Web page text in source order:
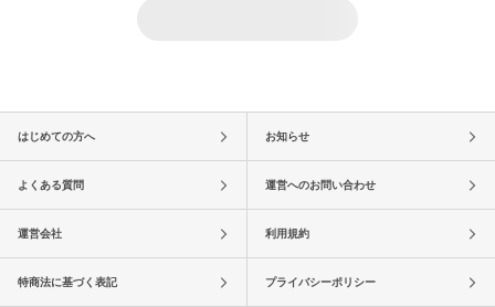
はじめての方へ お知らせ
よくある質問 運営へのお問い合わせ
運営会社 利用規約
特商法に基づく表記 プライバシーポリシー